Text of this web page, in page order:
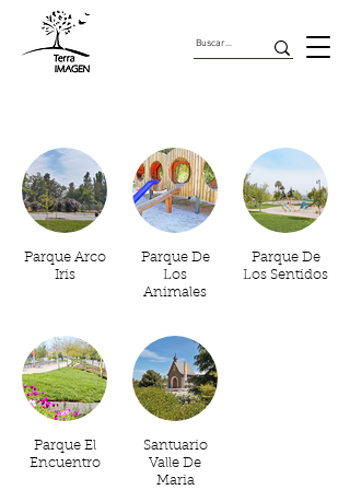
Parque Arco
Iris
Parque De
Los
Animales
Parque De
Los Sentidos
Parque El
Encuentro
Santuario
Valle De
Maria